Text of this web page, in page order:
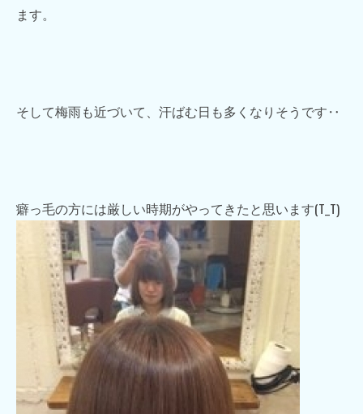
ます。
そして梅雨も近づいて、汗ばむ日も多くなりそうです‥
癖っ毛の方には厳しい時期がやってきたと思います(T_T)